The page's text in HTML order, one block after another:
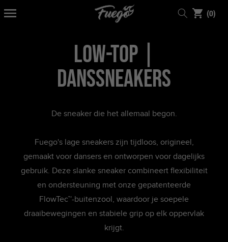
(0)
items
Low-Top |
Danssneakers
De sneaker die het allemaal begon.
Fuego's lage sneakers zijn tijdloos, origineel,
gemaakt voor dansers en ontworpen voor dagelijks
gebruik. Deze slanke sneaker combineert flexibiliteit
en ondersteuning met onze gepatenteerde
FlowTec™-buitenzool, waardoor je soepele
draaibewegingen en stabiele grip op elk oppervlak
krijgt.